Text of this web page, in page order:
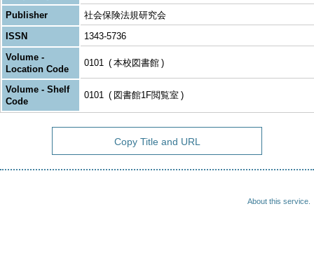
Publisher
社会保険法規研究会
ISSN
1343-5736
Volume -
Location Code
0101 本校図書館
Volume - Shelf
Code
0101 図書館1F閲覧室
Copy Title and URL
About this service.